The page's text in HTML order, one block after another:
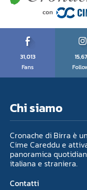
31,013
Fans
Chi siamo
Cronache di Birra è
Cime Careddu e
panoramica
italiana e straniera.
Contatti